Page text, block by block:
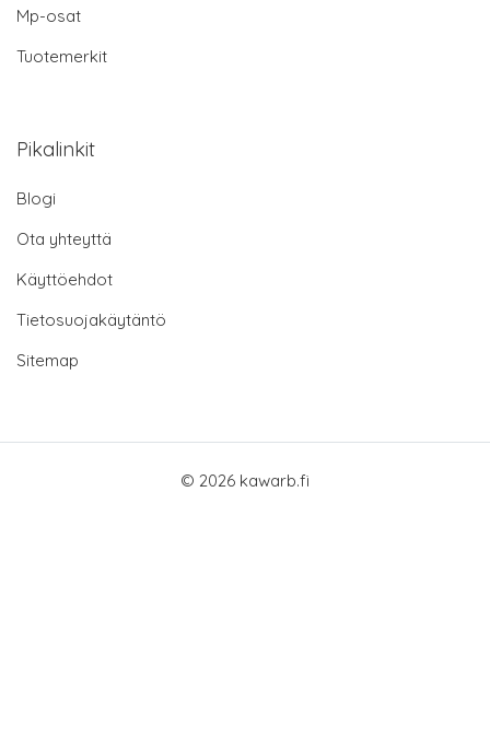
Mp-osat
Tuotemerkit
Pikalinkit
Blogi
Ota yhteyttä
Käyttöehdot
Tietosuojakäytäntö
Sitemap
© 2026 kawarb.fi